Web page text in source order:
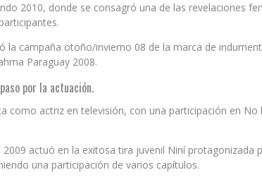
2010, donde se consagró una de las revelaciones
la campaña otoño/invierno 08 de la marca de
Paraguay 2008.
por la actuación.
como actriz en televisión, con una participación en
2009 actuó en la exitosa tira juvenil Niní protagonizada
una participación de varios capítulos.